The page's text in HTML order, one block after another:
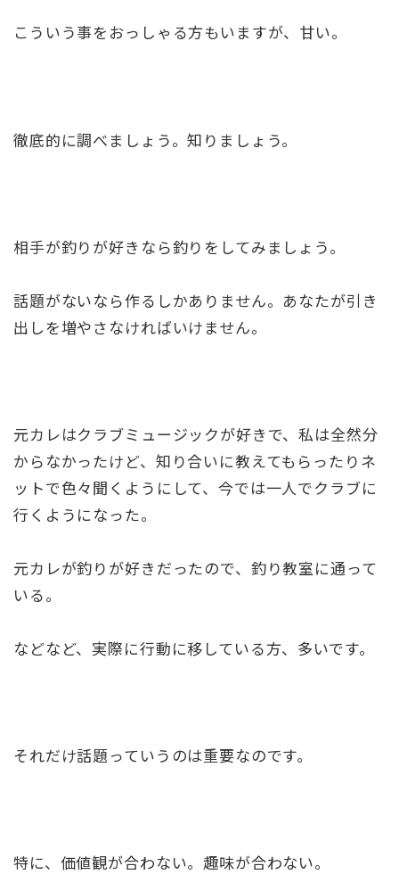
こういう事をおっしゃる方もいますが、甘い。
徹底的に調べましょう。知りましょう。
相手が釣りが好きなら釣りをしてみましょう。
話題がないなら作るしかありません。あなたが引き
出しを増やさなければいけません。
元カレはクラブミュージックが好きで、私は全然分
からなかったけど、知り合いに教えてもらったりネ
ットで色々聞くようにして、今では一人でクラブに
行くようになった。
元カレが釣りが好きだったので、釣り教室に通って
いる。
などなど、実際に行動に移している方、多いです。
それだけ話題っていうのは重要なのです。
特に、価値観が合わない。趣味が合わない。